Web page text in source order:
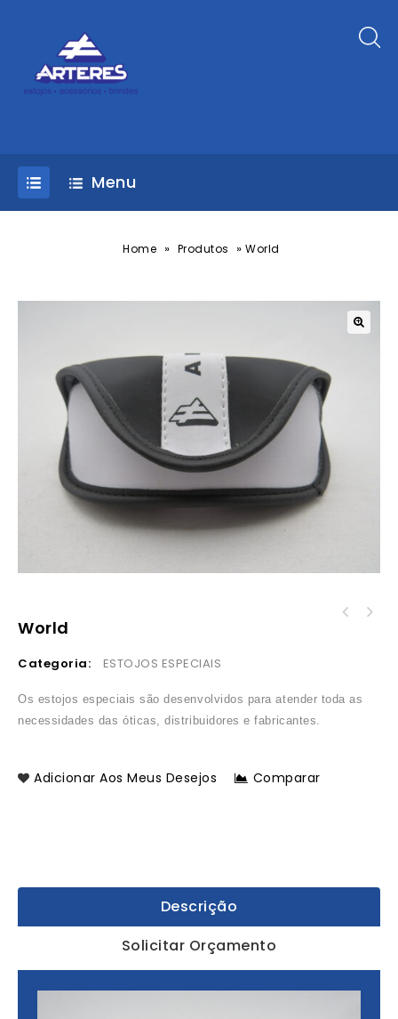
Menu
Home » Produtos »World
World
Categoria: ESTOJOS ESPECIAIS
Os estojos especiais são desenvolvidos para atender toda as
necessidades das óticas, distribuidores e fabricantes.
Adicionar Aos Meus Desejos Comparar
Descrição
Solicitar Orçamento